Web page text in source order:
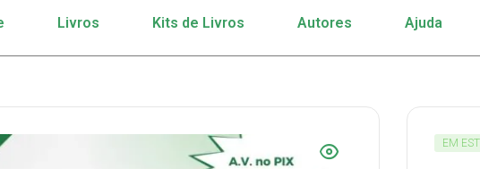
Livros Kits de Livros Autores Ajuda
EM